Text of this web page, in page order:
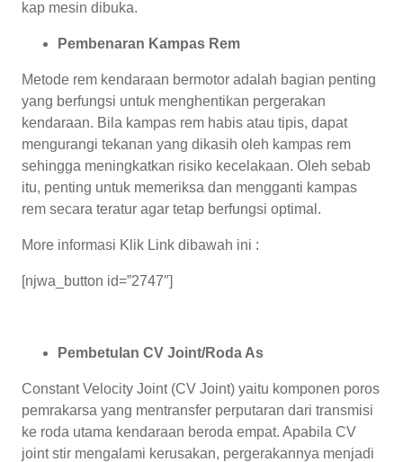
kap mesin dibuka.
Pembenaran Kampas Rem
Metode rem kendaraan bermotor adalah bagian penting
yang berfungsi untuk menghentikan pergerakan
kendaraan. Bila kampas rem habis atau tipis, dapat
mengurangi tekanan yang dikasih oleh kampas rem
sehingga meningkatkan risiko kecelakaan. Oleh sebab
itu, penting untuk memeriksa dan mengganti kampas
rem secara teratur agar tetap berfungsi optimal.
More informasi Klik Link dibawah ini :
[njwa_button id=”2747″]
Pembetulan CV Joint/Roda As
Constant Velocity Joint (CV Joint) yaitu komponen poros
pemrakarsa yang mentransfer perputaran dari transmisi
ke roda utama kendaraan beroda empat. Apabila CV
joint stir mengalami kerusakan, pergerakannya menjadi